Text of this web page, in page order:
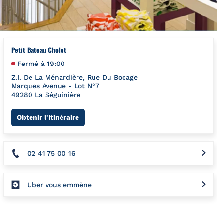
Petit Bateau Cholet
Fermé à 19:00
Z.I. De La Ménardière, Rue Du Bocage
Marques Avenue - Lot N°7
49280 La Séguinière
Obtenir l'ItinéraireLink Opens in New Tab
02 41 75 00 16
Uber vous emmène